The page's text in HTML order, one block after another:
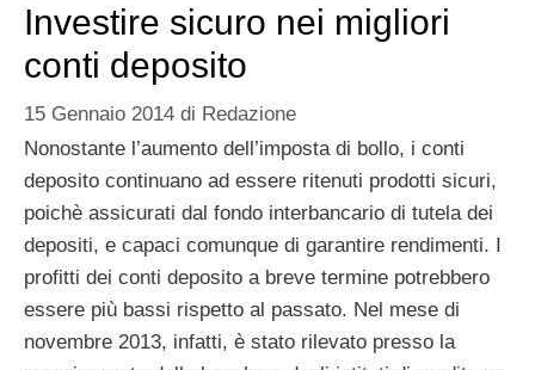
Investire sicuro nei migliori
conti deposito
15 Gennaio 2014 di Redazione
Nonostante l’aumento dell’imposta di bollo, i conti
deposito continuano ad essere ritenuti prodotti sicuri,
poichè assicurati dal fondo interbancario di tutela dei
depositi, e capaci comunque di garantire rendimenti. I
profitti dei conti deposito a breve termine potrebbero
essere più bassi rispetto al passato. Nel mese di
novembre 2013, infatti, è stato rilevato presso la